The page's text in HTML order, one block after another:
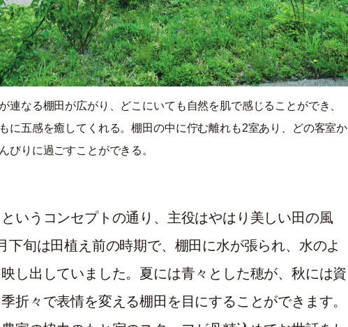
連なる棚田が広がり、どこにいても自然を肌で感じることができ、
に五感を癒してくれる。棚田の中に佇む離れも2室あり、どの客室か
びりに過ごすことができる。
というコンセプトの通り、主役はやはり美しい田の風
下旬は田植え前の時期で、棚田に水が張られ、水のよ
し出していました。夏には青々とした穂が、秋には資
折々で表情を変える棚田を目にすることができます。